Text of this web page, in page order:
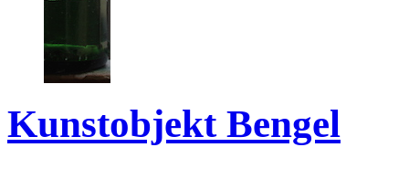
Kunstobjekt Bengel